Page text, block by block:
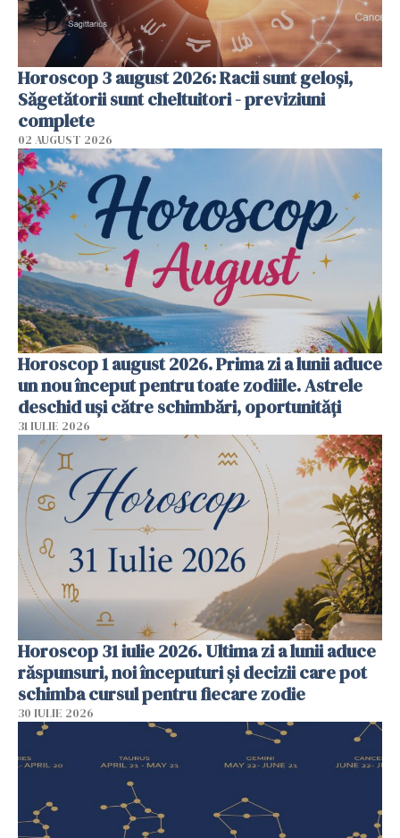
Horoscop 3 august 2026: Racii sunt geloși,
Săgetătorii sunt cheltuitori - previziuni
complete
02 AUGUST 2026
Horoscop 1 august 2026. Prima zi a lunii aduce
un nou început pentru toate zodiile. Astrele
deschid uși către schimbări, oportunități
31 IULIE 2026
Horoscop 31 iulie 2026. Ultima zi a lunii aduce
răspunsuri, noi începuturi și decizii care pot
schimba cursul pentru fiecare zodie
30 IULIE 2026